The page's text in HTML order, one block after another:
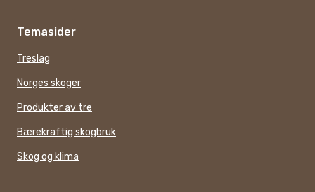
Temasider
Treslag
Norges skoger
Produkter av tre
Bærekraftig skogbruk
Skog og klima